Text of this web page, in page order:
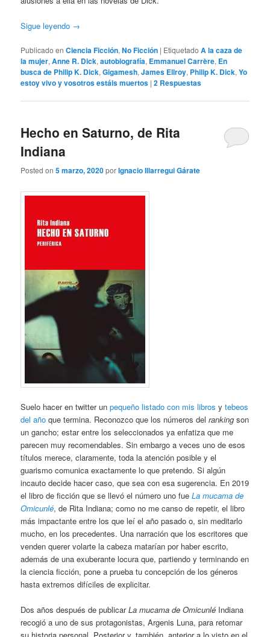
Sigue leyendo →
Publicado en Ciencia Ficción,No Ficción | Etiquetado A la caza de
la mujer,Anne R. Dick,autobiografía, Emmanuel Carrère, En
busca de Philip K. Dick,Gigamesh,James Ellroy, Philip K. Dick,Yo
estoy vivo y vosotros estáis muertos |2 Respuestas
Hecho en Saturno, de Rita
Indiana
Posted on5 marzo, 2020porIgnacio Illarregui Gárate
Suelo hacer en twitter unpequeño listado con mis libros ytebeos
del año que termina. Reconozco que los números delranking son
un gancho; estar entre los seleccionados ya enfatiza que me
parecen muy recomendables. Sin embargo a veces uno de esos
títulos merece, claramente, toda la atención posible y el
guarismo comunica exactamente lo que pretendo. Si algún
incauto decide hacer caso, que sea con esa sugerencia. En 2019
el libro de ficción que se llevó el número uno fueLa mucama de
Omicunlé, de Rita Indiana; como no me canso de repetir, el libro
más impactante entre los que leí el año pasado o, sin meditarlo
mucho, en los precedentes. Una narración que los escritores que
venden querer volarte la cabeza matarían por haber escrito,
además de una exuberante locura que, partiendo y terminando en
la ciencia ficción, pone a prueba tu concepción de los géneros
hasta extremos difíciles de explicitar.
Dos años después de publicarLa mucama de Omicunlé Indiana
recogió a uno de sus protagonistas, Argenis Luna, para retomar